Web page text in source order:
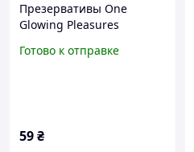
Презервативы One
Glowing Pleasures
Готово к отправке
59₴